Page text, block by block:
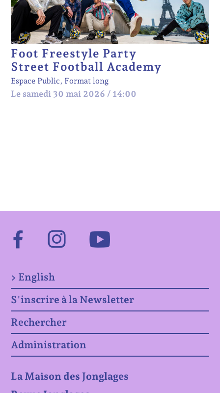
Foot Freestyle Party
Street Football Academy
Espace Public, Format long
Le samedi 30 mai 2026 / 14:00
Facebook
Instagram
> English
S'inscrire à la Newsletter
Rechercher
Administration
La Maison des Jonglages